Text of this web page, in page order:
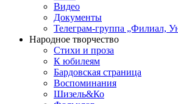
Видео
Документы
Телеграм-группа „Филиал,
Народное творчество
Стихи и проза
К юбилеям
Бардовская страница
Воспоминания
Шизель&Ко